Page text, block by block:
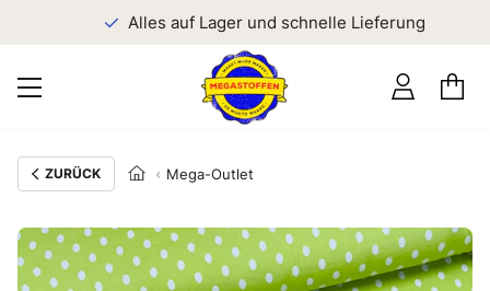
Alles auf Lager und schnelle Lieferung
ZURÜCK Mega-Outlet